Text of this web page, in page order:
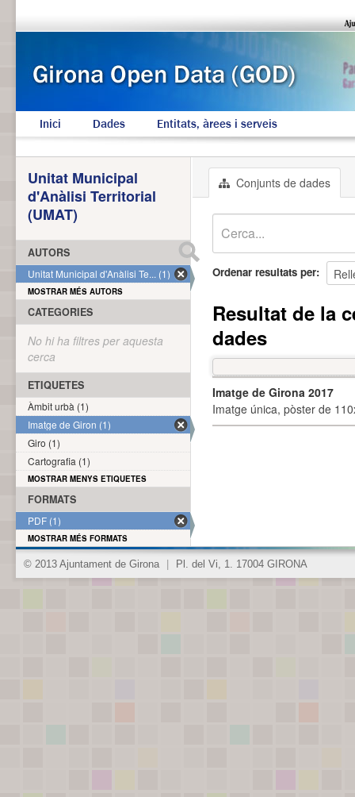
Inici Dades Entitats, àrees i serveis
Conjunts de dades
Ordenar resultats per
Resultat de la
dades
Imatge de Girona 2017
Imatge única, pòster de
Unitat Municipal
d'Anàlisi Territorial
(UMAT)
AUTORS
Unitat Municipal d'Anàlisi Te... (1)
MOSTRAR MÉS AUTORS
CATEGORIES
No hi ha filtres per aquesta
cerca
ETIQUETES
Àmbit urbà (1)
Imatge de Giron (1)
Giro (1)
Cartografia (1)
MOSTRAR MENYS ETIQUETES
FORMATS
PDF (1)
MOSTRAR MÉS FORMATS
© 2013 Ajuntament de Girona Pl. del Vi, 1. 17004 GIRONA